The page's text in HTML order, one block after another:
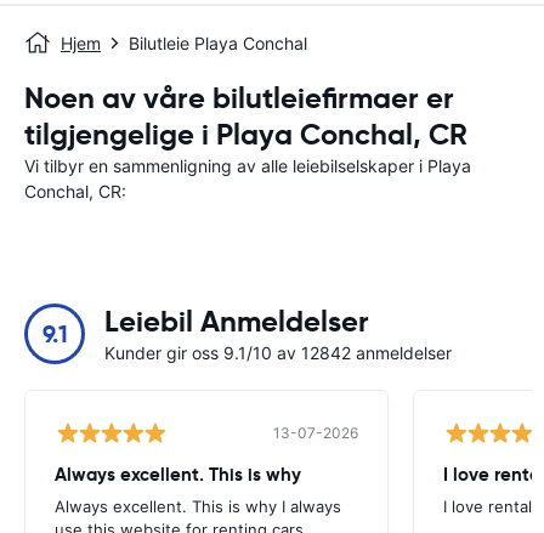
Hjem Bilutleie Playa Conchal
Noen av våre bilutleiefirmaer er
tilgjengelige i Playa Conchal, CR
Vi tilbyr en sammenligning av alle leiebilselskaper i Playa
Conchal, CR:
9.1 Leiebil Anmeldelser
Kunder gir oss 9.1/10 av 12842 anmeldelser
13-07-2026
Always excellent. This is why
Always excellent. This is why I always
I love
I love rental